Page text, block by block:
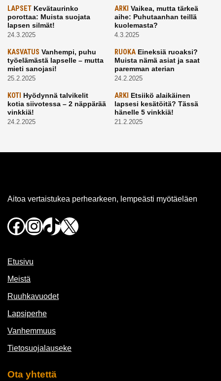
LAPSET Kevätaurinko
porottaa: Muista suojata
lapsen silmät!
24.3.2025
ARKI Vaikea, mutta tärkeä
aihe: Puhutaanhan teillä
kuolemasta?
4.3.2025
KASVATUS Vanhempi, puhu
työelämästä lapselle – mutta
mieti sanojasi!
25.2.2025
RUOKAEineksiä ruoaksi?
Muista nämä asiat ja saat
paremman aterian
24.2.2025
KOTI Hyödynnä talvikelit
kotia siivotessa – 2 näppärää
vinkkiä!
24.2.2025
ARKI Etsiikö alaikäinen
lapsesi kesätöitä? Tässä
hänelle 5 vinkkiä!
21.2.2025
Aitoa vertaistukea perhearkeen, lempeästi myötäeläen
Facebook
Instagram
TikTok
X
Etusivu
Meistä
Ruuhkavuodet
Lapsiperhe
Vanhemmuus
Tietosuojalauseke
Ota yhtettä